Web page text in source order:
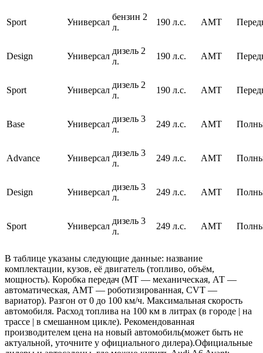
Sport Универсал
бензин 2
л.
190 л.с. AMT
Design Универсал
дизель 2
л.
190 л.с. AMT
Sport Универсал
дизель 2
л.
190 л.с. AMT
Base Универсал
дизель 3
л.
249 л.с. AMT
Advance Универсал
дизель 3
л.
249 л.с. AMT
Design Универсал
дизель 3
л.
249 л.с. AMT
Sport Универсал
дизель 3
л.
249 л.с. AMT
В таблице указаны следующие данные: название
комплектации, кузов, её двигатель (топливо, объём,
мощность). Коробка передач (МТ — механическая, АТ —
автоматическая, АМТ — роботизированная, CVT —
вариатор). Разгон от 0 до 100 км/ч. Максимальная скорость
автомобиля. Расход топлива на 100 км в литрах (в городе | на
трассе | в смешанном цикле). Рекомендованная
производителем цена на новый автомобиль(может быть не
актуальной, уточните у официального дилера).Официальные